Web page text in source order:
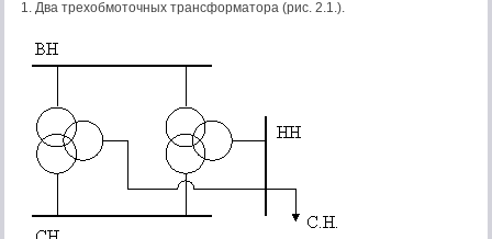
1. Два трехобмоточных трансформатора (рис. 2.1.).